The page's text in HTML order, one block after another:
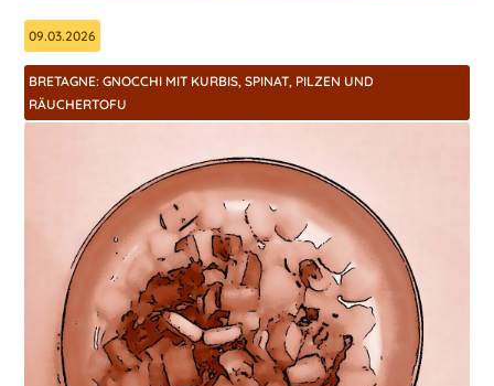
09.03.2026
BRETAGNE: GNOCCHI MIT KURBIS, SPINAT, PILZEN UND
RÄUCHERTOFU